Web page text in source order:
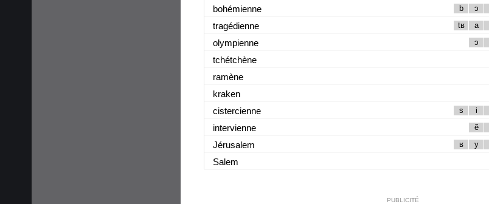
bohémienne b ɔ
tragédienne tʁ a
olympienne ɔ
tchétchène
ramène
kraken
cistercienne s i
intervienne ẽ
Jérusalem ʁ y
Salem
PUBLICITÉ